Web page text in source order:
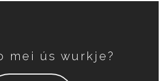
mei ús wurkje?